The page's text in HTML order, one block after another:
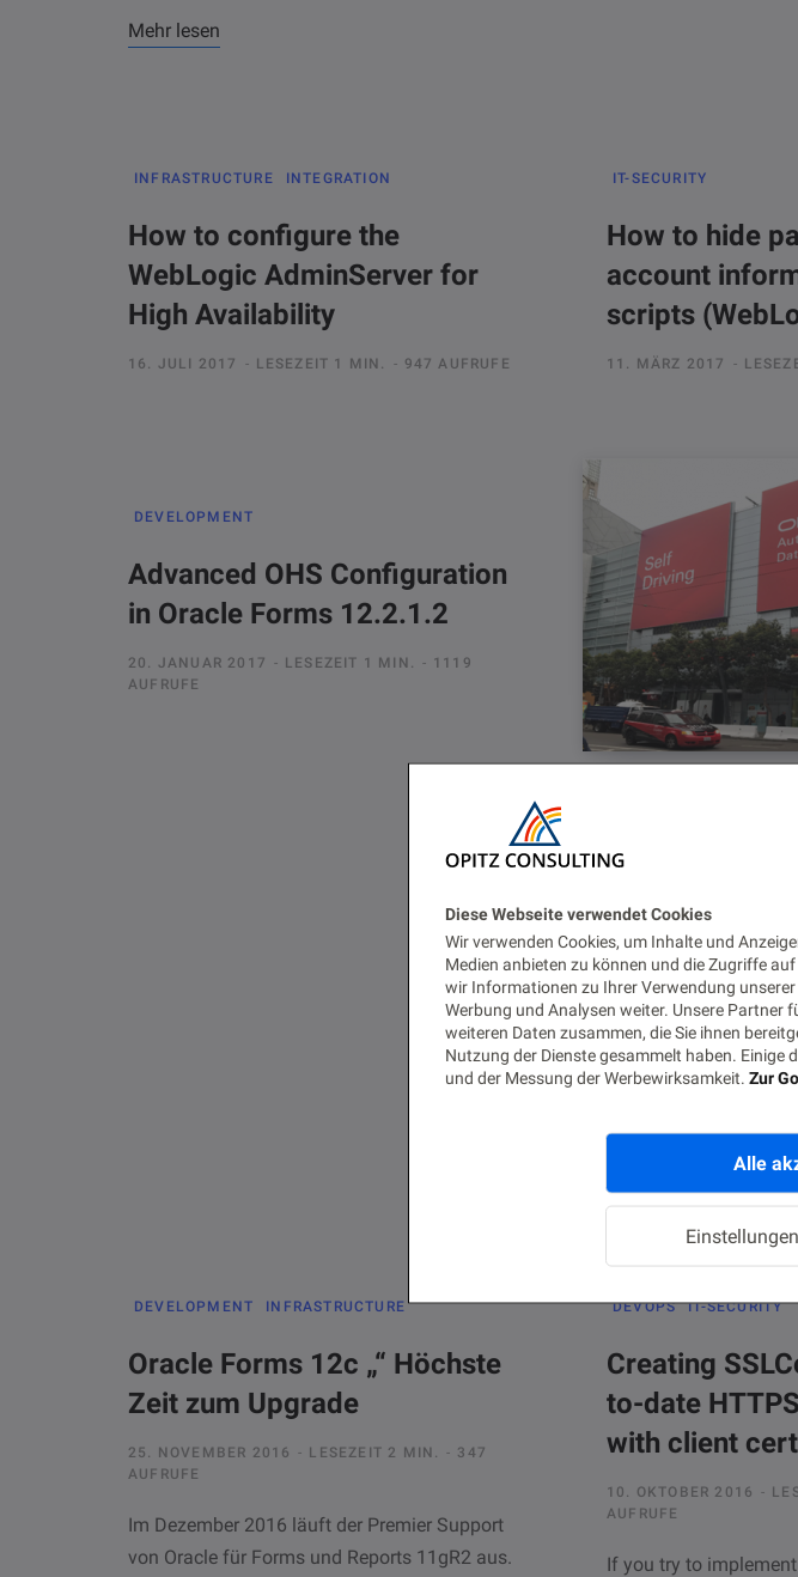
Diese Webseite verwendet Cookies
Wir verwenden Cookies, um Inhalte und
Medien anbieten zu können und die Zugriffe
wir Informationen zu Ihrer Verwendung
Werbung und Analysen weiter. Unsere Partner
weiteren Daten zusammen, die Sie ihnen
Nutzung der Dienste gesammelt haben. Einige
und der Messung der Werbewirksamkeit. Zur
Alle
Mehr lesen
INFRASTRUCTURE INTEGRATION
How to configure the
WebLogic AdminServer for
High Availability
16. JULI 2017 LESEZEIT 1 MIN. 947 AUFRUFE
IT-SECURITY
How to hide
account
scripts
11. MÄRZ 2017
DEVELOPMENT
Advanced OHS Configuration
in Oracle Forms 12.2.1.2
20. JANUAR 2017 LESEZEIT 1 MIN.
1119
AUFRUFE
Oracle Forms
12.2.1.2.0:
Configure on
Server
17. DEZEMBER 2016
AUFRUFE
configuration and
Reports 12.2.1.2.0
DEVELOPMENT INFRASTRUCTURE
Oracle Forms 12c „“ Höchste
Zeit zum Upgrade
25. NOVEMBER 2016 LESEZEIT 2 MIN.
347
AUFRUFE
Im Dezember 2016 läuft der Premier Support
von Oracle für Forms und Reports 11gR2 aus.
DEVOPS IT-SECURITY
Creating
to-date
with client
10. OKTOBER 2016
AUFRUFE
If you try to